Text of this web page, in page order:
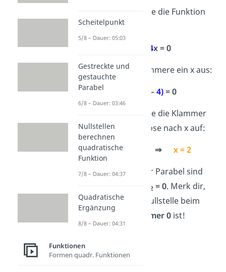
: Setze die Funktion
gleich 0:
4x= 0
Schritt 2
: Klammere ein x aus:
x –4) = 0
: Setze die Klammer
gleich 0 und löse nach x auf:
2x – = 0 ⇒x = 2
Die Nullstellen der Parabel sind
2 = 0. Merk dir,
dass die zweite Nullstelle beim
Ausklammern
immer 0 ist!
Scheitelpunkt
5/8 – Dauer: 05:03
Gestreckte und
gestauchte
Parabel
6/8 – Dauer: 03:46
Nullstellen
berechnen
quadratische
Funktion
7/8 – Dauer: 04:37
Quadratische
Ergänzung
8/8 – Dauer: 04:31
Funktionen
Formen quadr. Funktionen